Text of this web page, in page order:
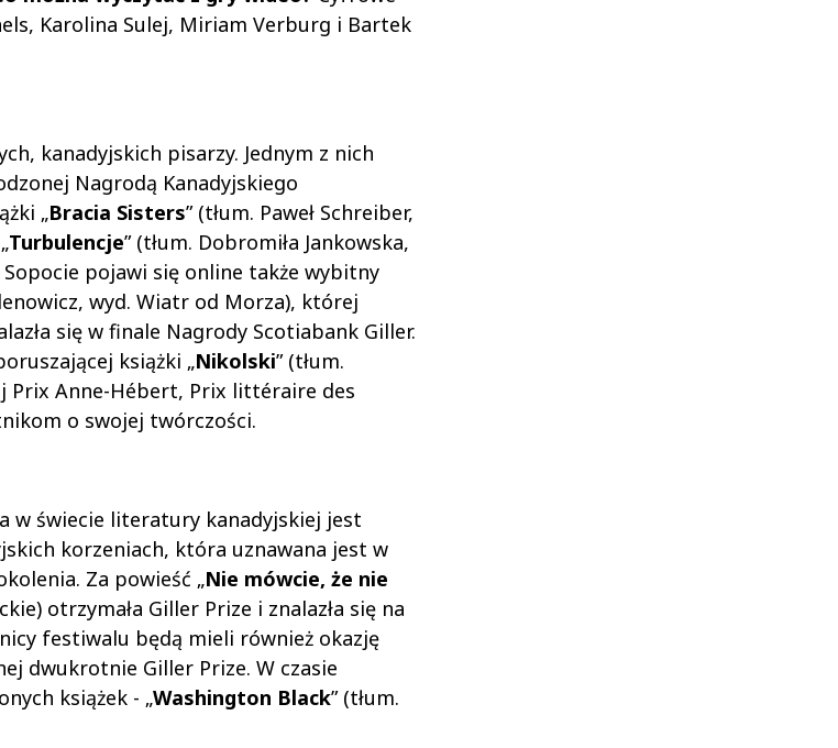
Karolina Sulej, Miriam Verburg i Bartek
kanadyjskich pisarzy. Jednym z nich
Nagrodą Kanadyjskiego
„Bracia Sisters” (tłum. Paweł Schreiber,
Turbulencje” (tłum. Dobromiła Jankowska,
pojawi się online także wybitny
wyd. Wiatr od Morza), której
się w finale Nagrody Scotiabank Giller.
książki „Nikolski” (tłum.
Prix Anne-Hébert, Prix littéraire des
o swojej twórczości.
w świecie literatury kanadyjskiej jest
korzeniach, która uznawana jest w
Za powieść „Nie mówcie, że nie
otrzymała Giller Prize i znalazła się na
festiwalu będą mieli również okazję
dwukrotnie Giller Prize. W czasie
książek - „Washington Black” (tłum.